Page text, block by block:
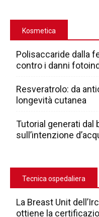
Kosmetica
Polisaccaride dalla
contro i danni
Resveratrolo: da
longevità cutanea
Tutorial generati dal
sull’intenzione
Tecnica ospedaliera
La Breast Unit
ottiene la